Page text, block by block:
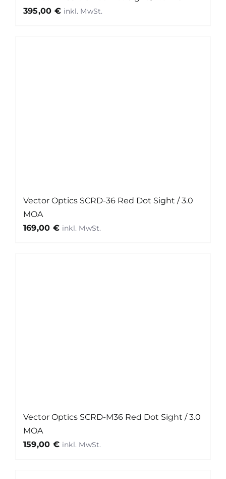
395,00 €
Vector Optics SCRD-36 Red Dot Sight / 3.0
MOA
169,00 €
Vector Optics SCRD-M36 Red Dot Sight / 3.0
MOA
159,00 €